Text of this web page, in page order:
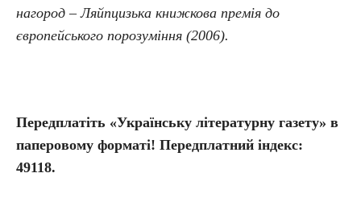
нагород – Ляйпцизька книжкова премія до
європейського порозуміння (2006).
Передплатіть «Українську літературну газету» в
паперовому форматі! Передплатний індекс:
49118.